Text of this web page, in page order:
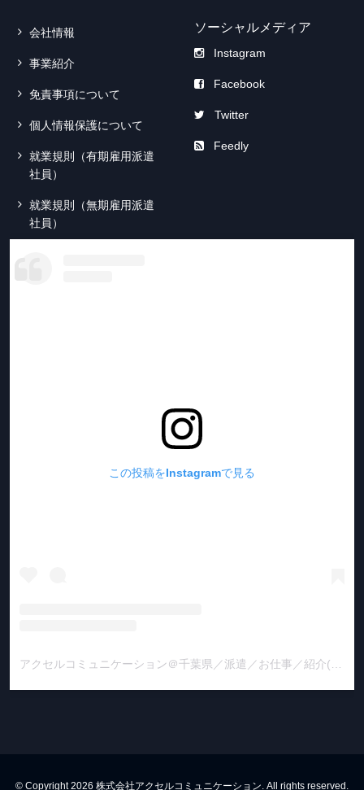
会社情報
事業紹介
免責事項について
個人情報保護について
就業規則（有期雇用派遣
社員）
就業規則（無期雇用派遣
社員）
ソーシャルメディア
Instagram
Facebook
Twitter
Feedly
この投稿をInstagramで見る
© Copyright 2026 株式会社アクセルコミュニケーション. All rights reserved.